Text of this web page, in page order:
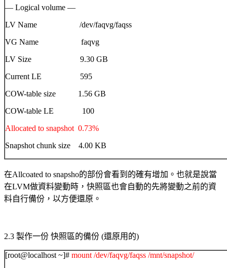
— Logical volume —
LV Name /dev/faqvg/faqss
VG Name faqvg
LV Size 9.30 GB
Current LE 595
COW-table size 1.56 GB
COW-table LE 100
Allocated to snapshot 0.73%
Snapshot chunk size 4.00 KB
在Allcoated to snapsho的部份會看到的確有增加。也就是說當
在LVM做資料變動時，快照區也會自動的先將變動之前的資
料自行備份，以方便還原。
2.3 製作一份 快照區的備份 (還原用的)
[root@localhost ~]# mount /dev/faqvg/faqss /mnt/snapshot/